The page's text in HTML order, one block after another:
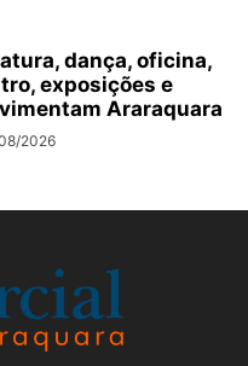
dança, oficina,
exposições e
Araraquara
2026